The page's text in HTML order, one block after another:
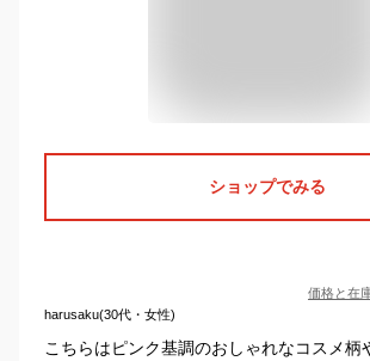
ショップでみる
価格と在
harusaku(30代・女性)
こちらはピンク基調のおしゃれなコスメ柄